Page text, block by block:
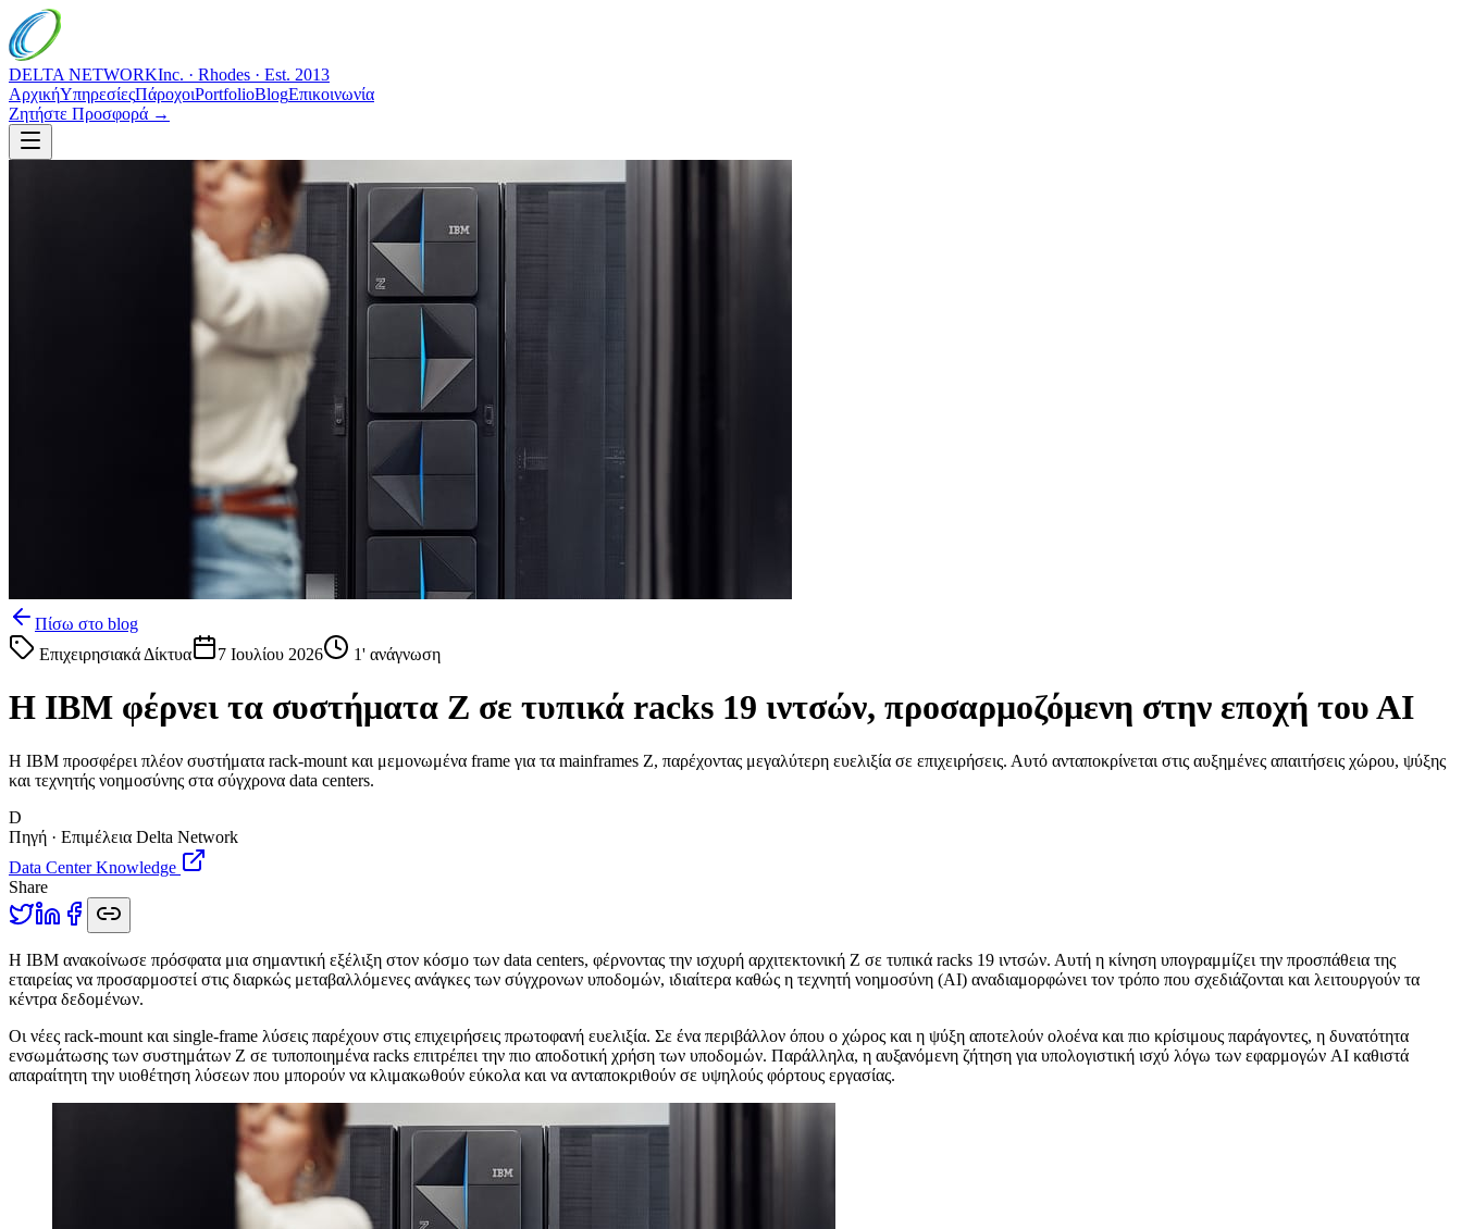
DELTA NETWORKInc. · Rhodes · Est. 2013
ΑρχικήΥπηρεσίεςΠάροχοιPortfolioBlogΕπικοινωνία
Ζητήστε Προσφορά →
Πίσω στο blog
Επιχειρησιακά Δίκτυα
7 Ιουλίου 2026 1' ανάγνωση
Η IBM φέρνει τα συστήματα Z σε τυπικά racks 19 ιντσών, προσαρμοζόμενη στην εποχή του ΑΙ
Η IBM προσφέρει πλέον συστήματα rack-mount και μεμονωμένα frame για τα mainframes Z, παρέχοντας μεγαλύτερη ευελιξία σε επιχειρήσεις. Αυτό ανταποκρίνεται στις αυξημένες απαιτήσεις χώρου, ψύξης
και τεχνητής νοημοσύνης στα σύγχρονα data centers.
D
Πηγή · Επιμέλεια Delta Network
Data Center Knowledge
Share
Η IBM ανακοίνωσε πρόσφατα μια σημαντική εξέλιξη στον κόσμο των data centers, φέρνοντας την ισχυρή αρχιτεκτονική Z σε τυπικά racks 19 ιντσών. Αυτή η κίνηση υπογραμμίζει την προσπάθεια της
εταιρείας να προσαρμοστεί στις διαρκώς μεταβαλλόμενες ανάγκες των σύγχρονων υποδομών, ιδιαίτερα καθώς η τεχνητή νοημοσύνη (AI) αναδιαμορφώνει τον τρόπο που σχεδιάζονται και λειτουργούν τα
κέντρα δεδομένων.
Οι νέες rack-mount και single-frame λύσεις παρέχουν στις επιχειρήσεις πρωτοφανή ευελιξία. Σε ένα περιβάλλον όπου ο χώρος και η ψύξη αποτελούν ολοένα και πιο κρίσιμους παράγοντες, η δυνατότητα
ενσωμάτωσης των συστημάτων Z σε τυποποιημένα racks επιτρέπει την πιο αποδοτική χρήση των υποδομών. Παράλληλα, η αυξανόμενη ζήτηση για υπολογιστική ισχύ λόγω των εφαρμογών AI καθιστά
απαραίτητη την υιοθέτηση λύσεων που μπορούν να κλιμακωθούν εύκολα και να ανταποκριθούν σε υψηλούς φόρτους εργασίας.